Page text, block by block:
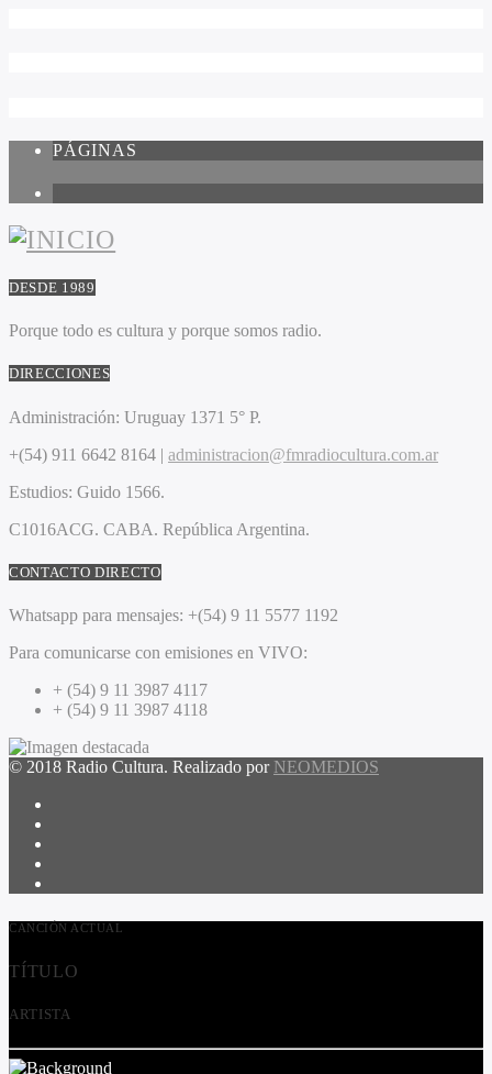
PÁGINAS
DESDE 1989
Porque todo es cultura y porque somos radio.
DIRECCIONES
Administración: Uruguay 1371 5° P.
+(54) 911 6642 8164 | administracion@fmradiocultura.com.ar
Estudios: Guido 1566.
C1016ACG. CABA. República Argentina.
CONTACTO DIRECTO
Whatsapp para mensajes: +(54) 9 11 5577 1192
Para comunicarse con emisiones en VIVO:
+ (54) 9 11 3987 4117
+ (54) 9 11 3987 4118
© 2018 Radio Cultura. Realizado por NEOMEDIOS
CANCIÓN ACTUAL
TÍTULO
ARTISTA